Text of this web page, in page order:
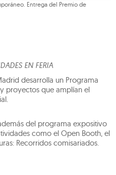
Entrega del Premio de
EN FERIA
desarrolla un Programa
proyectos que amplían el
del programa expositivo
como el Open Booth, el
Recorridos comisariados.